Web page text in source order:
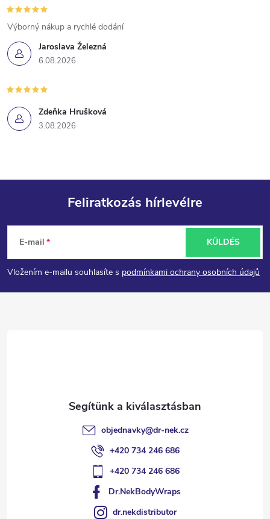
í
t
á
s
e
Jaroslava Železná
6.08.2026
Výborný nákup a rychlé dodání
Zdeňka Hrušková
3.08.2026
L
á
b
Feliratkozás hírlevélre
E-mail
Vložením e-mailu souhlasíte s podmínkami ochrany osobních údajů
KÜLDÉS
objednavky@dr-nek.cz
+420 734 246 686
+420 734 246 686
Dr.NekBodyWraps
dr.nekdistributor